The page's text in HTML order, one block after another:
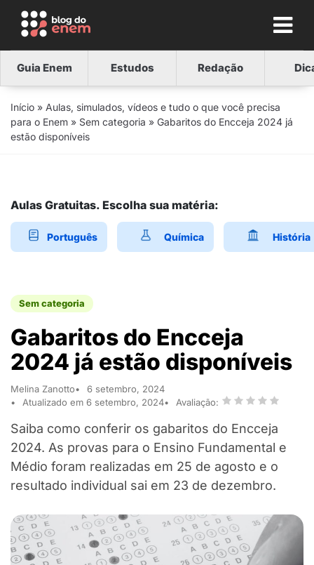
Guia Enem Estudos Redação
Início » Aulas, simulados, vídeos e tudo o que você precisa
para o Enem » Sem categoria » Gabaritos do Encceja 2024 já
estão disponíveis
Aulas Gratuitas. Escolha sua matéria:
Português Química História
Sem categoria
Gabaritos do Encceja
2024 já estão disponíveis
Melina Zanotto
6 setembro, 2024
Atualizado em 6 setembro, 2024
Avaliação:
Saiba como conferir os gabaritos do Encceja
2024. As provas para o Ensino Fundamental e
Médio foram realizadas em 25 de agosto e o
resultado individual sai em 23 de dezembro.